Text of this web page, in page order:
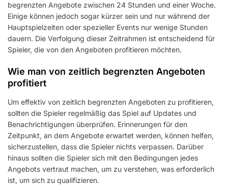
begrenzten Angebote zwischen 24 Stunden und einer Woche.
Einige können jedoch sogar kürzer sein und nur während der
Hauptspielzeiten oder spezieller Events nur wenige Stunden
dauern. Die Verfolgung dieser Zeitrahmen ist entscheidend für
Spieler, die von den Angeboten profitieren möchten.
Wie man von zeitlich begrenzten Angeboten
profitiert
Um effektiv von zeitlich begrenzten Angeboten zu profitieren,
sollten die Spieler regelmäßig das Spiel auf Updates und
Benachrichtigungen überprüfen. Erinnerungen für den
Zeitpunkt, an dem Angebote erwartet werden, können helfen,
sicherzustellen, dass die Spieler nichts verpassen. Darüber
hinaus sollten die Spieler sich mit den Bedingungen jedes
Angebots vertraut machen, um zu verstehen, was erforderlich
ist, um sich zu qualifizieren.